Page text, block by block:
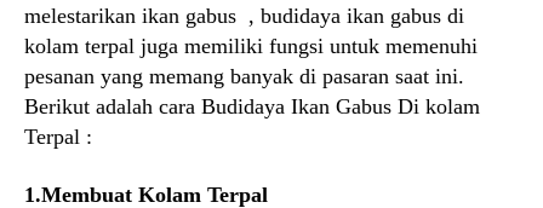
melestarikan ikan gabus , budidaya ikan gabus di
kolam terpal juga memiliki fungsi untuk memenuhi
pesanan yang memang banyak di pasaran saat ini.
Berikut adalah cara Budidaya Ikan Gabus Di kolam
Terpal :
1.Membuat Kolam Terpal